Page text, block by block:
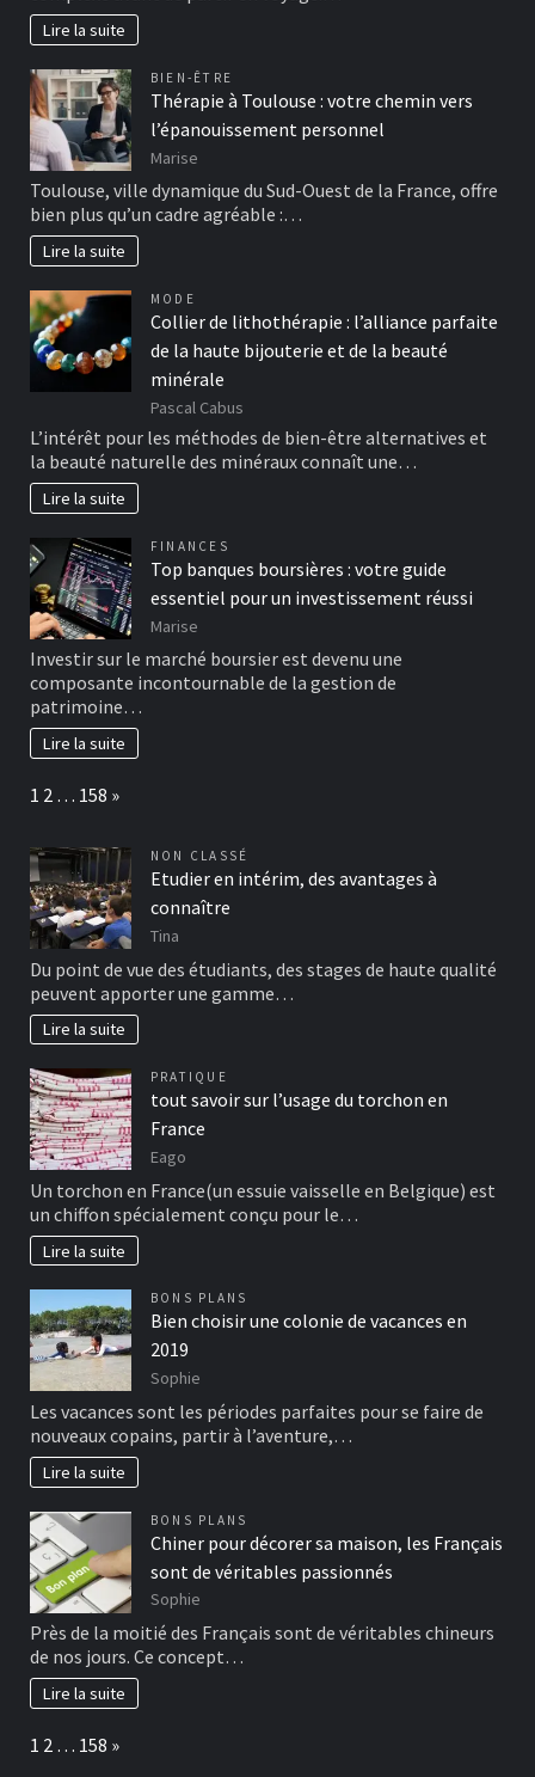
Lire la suite
BIEN-ÊTRE
Thérapie à Toulouse : votre chemin vers
l’épanouissement personnel
Marise
Toulouse, ville dynamique du Sud-Ouest de la France, offre
bien plus qu’un cadre agréable :…
Lire la suite
MODE
Collier de lithothérapie : l’alliance parfaite
de la haute bijouterie et de la beauté
minérale
Pascal Cabus
L’intérêt pour les méthodes de bien-être alternatives et
la beauté naturelle des minéraux connaît une…
Lire la suite
FINANCES
Top banques boursières : votre guide
essentiel pour un investissement réussi
Marise
Investir sur le marché boursier est devenu une
composante incontournable de la gestion de
patrimoine…
Lire la suite
Page:
1 2 … 158 Next
»
NON CLASSÉ
Etudier en intérim, des avantages à
connaître
Tina
Du point de vue des étudiants, des stages de haute qualité
peuvent apporter une gamme…
Lire la suite
PRATIQUE
tout savoir sur l’usage du torchon en
France
Eago
Un torchon en France(un essuie vaisselle en Belgique) est
un chiffon spécialement conçu pour le…
Lire la suite
BONS PLANS
Bien choisir une colonie de vacances en
2019
Sophie
Les vacances sont les périodes parfaites pour se faire de
nouveaux copains, partir à l’aventure,…
Lire la suite
BONS PLANS
Chiner pour décorer sa maison, les Français
sont de véritables passionnés
Sophie
Près de la moitié des Français sont de véritables chineurs
de nos jours. Ce concept…
Lire la suite
Page:
1 2 … 158 Next
»